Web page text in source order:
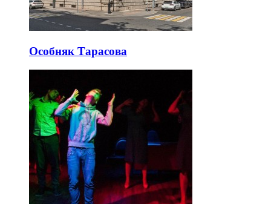
Особняк Тарасова